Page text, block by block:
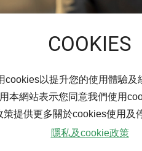
cookies以提升您的使用體驗及
本網站表示您同意我們使用
策提供更多關於cookies使用及
隱私及cookie政策